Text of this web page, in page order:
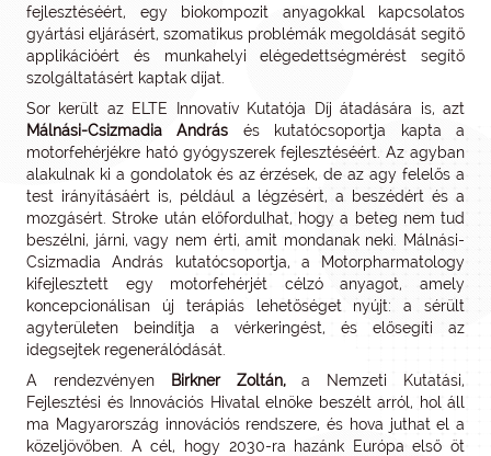
fejlesztéséért, egy bio­kompozit anyagokkal kapcsolatos
gyártási eljárásért, szomatikus problémák megoldását segítő
applikációért és munkahelyi elégedettségmérést segítő
szolgáltatásért kaptak díjat.
Sor került az ELTE Innovatív Kutatója Díj átadására is, azt
Málnási-Csizmadia András és kutatócsoportja kapta a
motorfehérjékre ható gyógyszerek fejlesztéséért. Az agyban
alakulnak ki a gondolatok és az érzések, de az agy felelős a
test irányításáért is, például a légzésért, a beszédért és a
mozgásért. Stroke után előfordulhat, hogy a beteg nem tud
beszélni, járni, vagy nem érti, amit mondanak neki. Málnási-
Csizmadia András kutatócsoportja, a Mo­torpharmatology
kifejlesztett egy motorfehérjét célzó anyagot, amely
koncepcionálisan új terápiás lehetőséget nyújt: a sérült
agyterületen beindítja a vérkeringést, és elősegíti az
idegsejtek regenerálódását.
A rendezvényen
Birkner Zoltán,a Nemzeti Kutatási,
Fejlesztési és Innovációs Hivatal elnöke beszélt arról, hol áll
ma Magyarország innovációs rendszere, és hova juthat el a
közeljövőben. A cél, hogy 2030-ra hazánk Európa első öt